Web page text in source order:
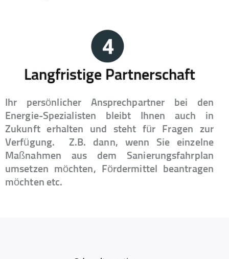
Langfristige Partnerschaft
Ihr persönlicher Ansprechpartner bei den
Energie-Spezialisten bleibt Ihnen auch in
Zukunft erhalten und steht für Fragen zur
Verfügung.
Z.B. dann, wenn Sie einzelne
Maßnahmen aus dem Sanierungsfahrplan
umsetzen möchten, Fördermittel beantragen
möchten etc.